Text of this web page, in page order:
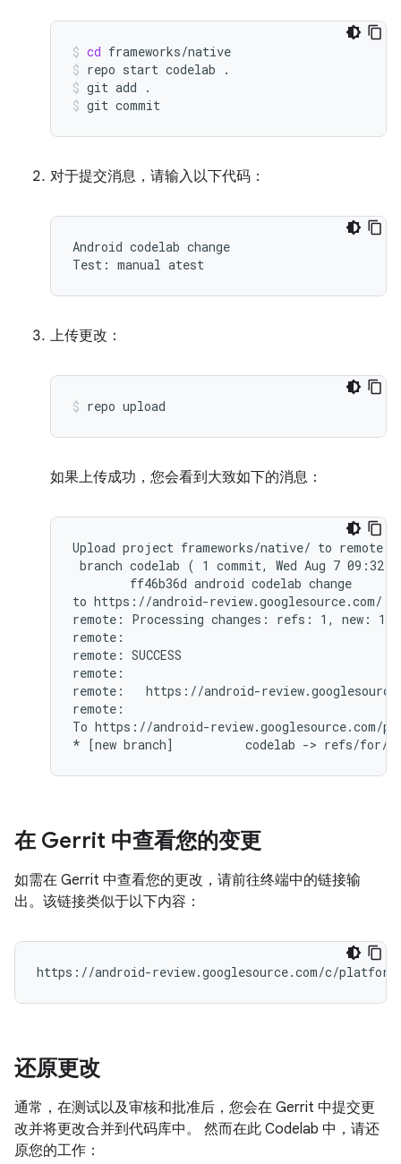
cd frameworks/native
repo start codelab
.
git add
.
git commit
对于提交消息，请输入以下代码：
Android codelab change
上传更改：
repo upload
如果上传成功，您会看到大致如下的消息：
Upload project frameworks/native/ to remote
branch codelab ( 1 commit, Wed Aug 7
        ff46b36d android codelab change
to https://android-review.googlesource.com/
remote: Processing changes: refs: 1, new: 1,
remote:
remote: SUCCESS
remote:
remote:   https://android-
remote:
To https://android-review.googlesource.com/
在 Gerrit 中查看您的变更
如需在 Gerrit 中查看您的更改，请前往终端中的链接输
出。该链接类似于以下内容：
还原更改
通常，在测试以及审核和批准后，您会在 Gerrit 中提交更
改并将更改合并到代码库中。 然而在此 Codelab 中，请还
原您的工作：